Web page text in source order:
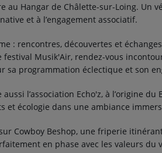
au Hangar de Châlette-sur-Loing. Un
et à l’engagement associatif.
: rencontres, découvertes et
festival Musik'Air, rendez-vous
sa programmation éclectique et son
l’association Echo'z, à l’origine du
et écologie dans une ambiance
Cowboy Beshop, une friperie
en phase avec les valeurs du